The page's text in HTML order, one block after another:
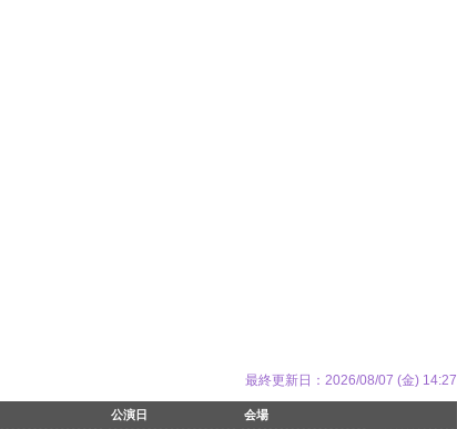
最終更新日：2026/08/07 (金) 14:27
公演日 会場